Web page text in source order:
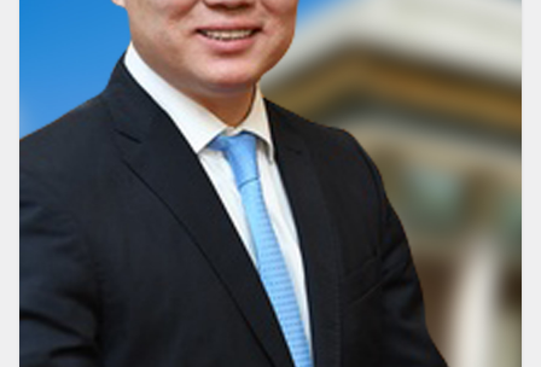
УИХ-ын 2024-2028 оны стратеги
төлөвлөгөө батлах тухай